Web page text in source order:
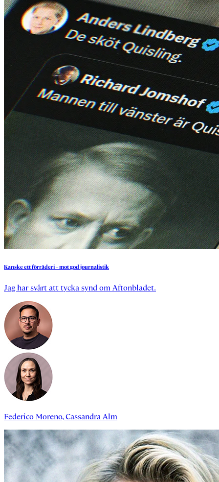
Kanskeettförräderi–motgodjournalistik
Jag har svårt att tycka synd om Aftonbladet.
Federico Moreno,Cassandra Alm